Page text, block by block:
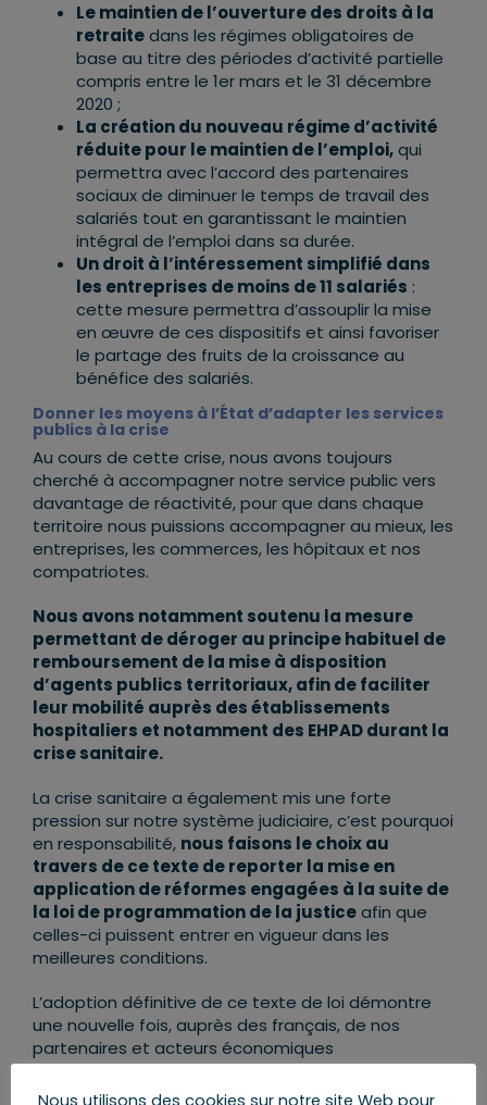
Le maintien de l’ouverture des droits à la
retraitedans les régimes obligatoires de
base au titre des périodes d’activité partielle
compris entre le 1er mars et le 31 décembre
2020 ;
La création du nouveau régime d’activité
réduite pour le maintien de l’emploi,qui
permettra avec l’accord des partenaires
sociaux de diminuer le temps de travail des
salariés tout en garantissant le maintien
intégral de l’emploi dans sa durée.
Un droit à l’intéressement simplifié dans
les entreprises de moins de 11 salariés :
cette mesure permettra d’assouplir la mise
en œuvre de ces dispositifs et ainsi favoriser
le partage des fruits de la croissance au
bénéfice des salariés.
Donner les moyens à l’État d’adapter les services
publics à la crise
Au cours de cette crise, nous avons toujours
cherché à accompagner notre service public vers
davantage de réactivité, pour que dans chaque
territoire nous puissions accompagner au mieux, les
entreprises, les commerces, les hôpitaux et nos
compatriotes.
Nous avons notamment soutenu la mesure
permettant de déroger au principe habituel de
remboursement de la mise à disposition
d’agents publics territoriaux, afin de faciliter
leur mobilité auprès des établissements
hospitaliers et notamment des EHPAD durant la
crise sanitaire.
La crise sanitaire a également mis une forte
pression sur notre système judiciaire, c’est pourquoi
en responsabilité, nous faisons le choix au
travers de ce texte de reporter la mise en
application de réformes engagées à la suite de
la loi de programmation de la justiceafin que
celles-ci puissent entrer en vigueur dans les
meilleures conditions.
L’adoption définitive de ce texte de loi démontre
une nouvelle fois, auprès des français, de nos
partenaires et acteurs économiques
internationaux, le sérieux de cette majorité pour
adapter très rapidement notre cadre normatif et
Nous utilisons des cookies sur notre site Web pour